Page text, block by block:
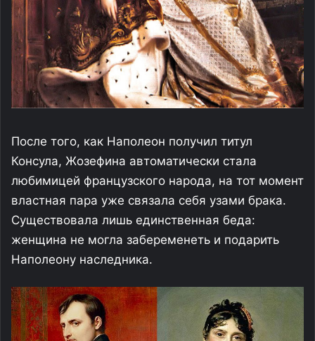
После того, как Наполеон получил титул
Консула, Жозефина автоматически стала
любимицей французского народа, на тот момент
властная пара уже связала себя узами брака.
Существовала лишь единственная беда:
женщина не могла забеременеть и подарить
Наполеону наследника.